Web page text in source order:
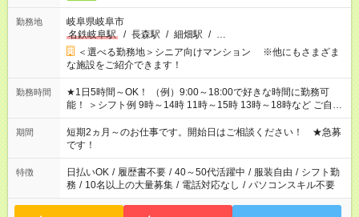
勤務地
岐阜県岐阜市
名鉄岐阜駅
/ 長森駅 / 細畑駅 / …
＜選べる勤務地＞シニア向けマンション ※他にもさまざま
な施設をご紹介できます！
勤務時間
★1日5時間～OK！ （例）9:00～18:00で好きな時間に勤務可
能！ ＞シフト例 9時～14時 11時～15時 13時～18時など ご自身
のご都合に合わせて勤務時間をご相談ください！ ★家庭の都合
でお休みや時間の調整が必要な場合も遠慮なくご相談くださ
い。
期間
短期2ヵ月～のお仕事です。開始日はご相談ください！ ★急募
です！
特徴 日払いOK / 履歴書不要 / 40～50代活躍中 / 服装自由 / シフト勤
務 / 10名以上の大量募集 / 電話対応なし / パソコンスキル不要